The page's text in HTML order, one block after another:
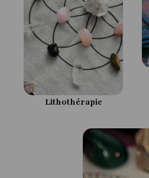
Lithothérapie